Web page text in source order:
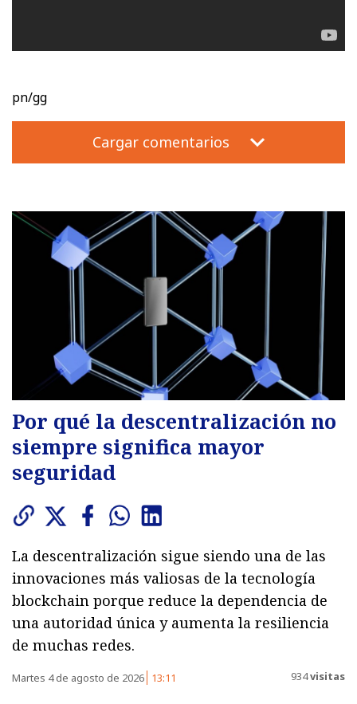
pn/gg
Cargar comentarios
Por qué la descentralización no
siempre significa mayor
seguridad
La descentralización sigue siendo una de las
innovaciones más valiosas de la tecnología
blockchain porque reduce la dependencia de
una autoridad única y aumenta la resiliencia
de muchas redes.
Martes 4 de agosto de 2026 13:11 934visitas